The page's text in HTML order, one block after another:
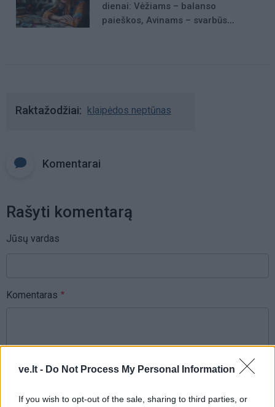
ve.lt - Do Not Process My Personal Information
If you wish to opt-out of the sale, sharing to third parties, or
dienai: Vėžiams – balanso
paieškos, Avinams – svarbūs
Raktažodžiai klaipėdos neptūnas
Komentarai
Rašyti komentarą
Jūsų vardas
Komentaras